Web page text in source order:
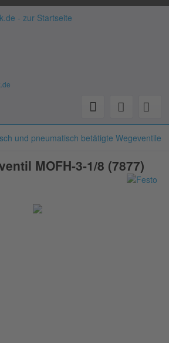
und pneumatisch betätigte Wegeventile
MOFH-3-1/8 (7877)